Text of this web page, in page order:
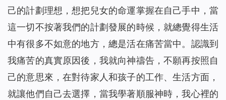
己的計劃理想，想把兒女的命運掌握在自己手中，當
這一切不按著我們的計劃發展的時候，就總覺得生活
中有很多不如意的地方，總是活在痛苦當中。認識到
我痛苦的真實原因後，我就向神禱告，不願再按照自
己的意思來，在對待家人和孩子的工作、生活方面，
就讓他們自己去選擇，當我學著順服神時，我心裡的